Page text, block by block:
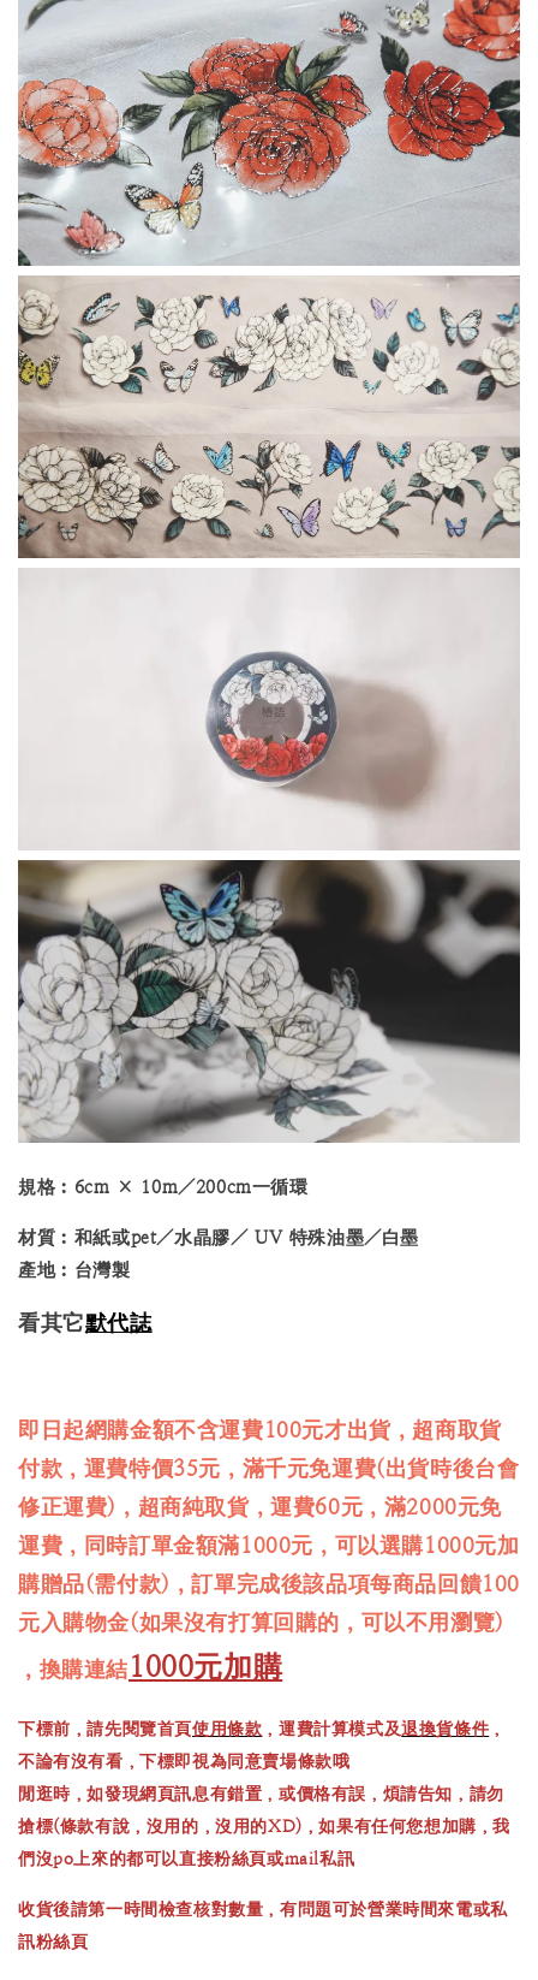
規格︰6cm × 10m／200cm一循環
材質︰和紙或pet／水晶膠／ UV 特殊油墨／白墨
產地︰台灣製
看其它默代誌
即日起網購金額不含運費100元才出貨，超商取貨
付款，運費特價35元，滿千元免運費(出貨時後台會
修正運費)，超商純取貨，運費60元，滿2000元免
運費，同時訂單金額滿1000元，可以選購1000元加
購贈品(需付款)，訂單完成後該品項每商品回饋100
元入購物金(如果沒有打算回購的，可以不用瀏覽)
，換購連結1000元加購
下標前，請先閱覽首頁使用條款 ，運費計算模式及退換貨條件 ，
不論有沒有看，下標即視為同意賣場條款哦
閒逛時，如發現網頁訊息有錯置，或價格有誤，煩請告知，請勿
搶標(條款有說，沒用的，沒用的XD)，如果有任何您想加購，我
們沒po上來的都可以直接粉絲頁或mail私訊
收貨後請第一時間檢查核對數量，有問題可於營業時間來電或私
訊粉絲頁